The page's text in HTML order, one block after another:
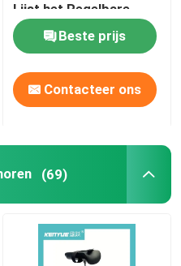
Lijst het Regelbare
Gynaecologische
OnderzoekBeste prijs
Contacteer ons
(69)